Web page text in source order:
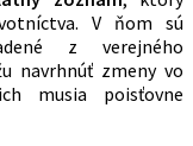
V ňom sú
z verejného
navrhnúť zmeny vo
musia poisťovne